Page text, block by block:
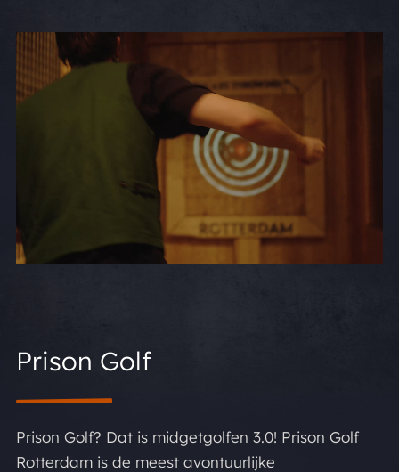
Prison Golf
Prison Golf? Dat is midgetgolfen 3.0! Prison Golf
Rotterdam is de meest avontuurlijke